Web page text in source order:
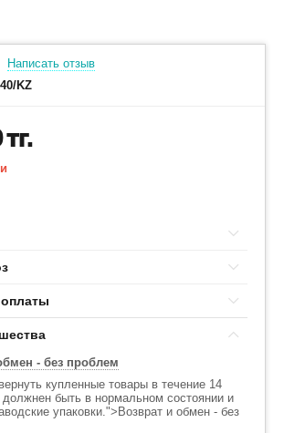
Написать отзыв
KZ
тг.
- без проблем
купленные товары в течение 14
быть в нормальном состоянии и
упаковки.">Возврат и обмен - без